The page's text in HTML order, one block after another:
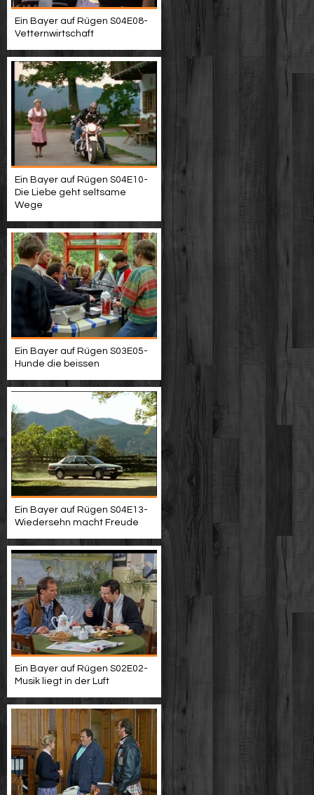
Ein Bayer auf Rügen S04E08-
Vetternwirtschaft
Ein Bayer auf Rügen S04E10-
Die Liebe geht seltsame
Wege
Ein Bayer auf Rügen S03E05-
Hunde die beissen
Ein Bayer auf Rügen S04E13-
Wiedersehn macht Freude
Ein Bayer auf Rügen S02E02-
Musik liegt in der Luft